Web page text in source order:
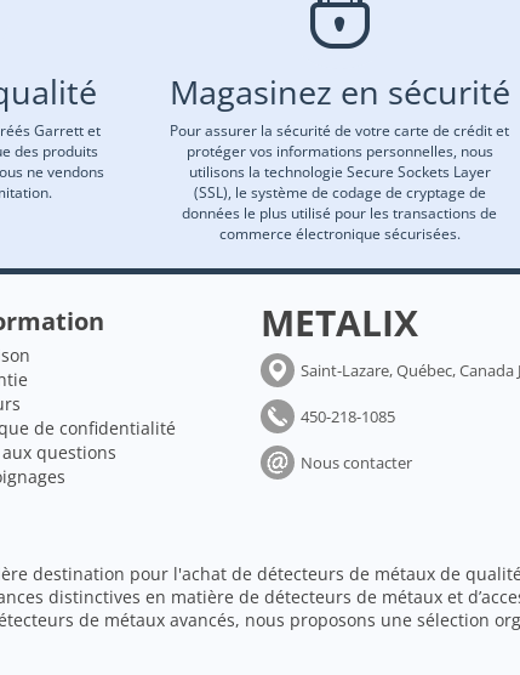
Garrett et
des produits
ne vendons
Magasinez en sécurité
Pour assurer la sécurité de votre carte de crédit et
protéger vos informations personnelles, nous
utilisons la technologie Secure Sockets Layer
(SSL), le système de codage de cryptage de
données le plus utilisé pour les transactions de
commerce électronique sécurisées.
de confidentialité
aux questions
METALIX
Saint-Lazare, Québec, Canada
450-218-1085
Nous contacter
destination pour l'achat de détecteurs de métaux de
distinctives en matière de détecteurs de métaux et
de métaux avancés, nous proposons une sélection